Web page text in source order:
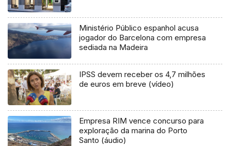
Ministério Público espanhol acusa
jogador do Barcelona com empresa
sediada na Madeira
IPSS devem receber os 4,7 milhões
de euros em breve (vídeo)
Empresa RIM vence concurso para
exploração da marina do Porto
Santo (áudio)